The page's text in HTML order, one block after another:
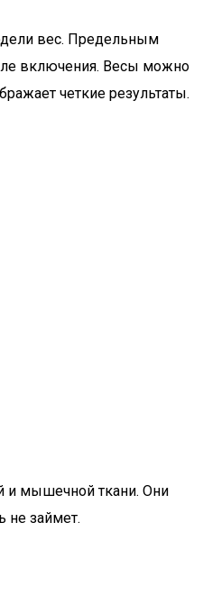
вес. Предельным
включения. Весы можно
четкие результаты.
и мышечной ткани. Они
не займет.